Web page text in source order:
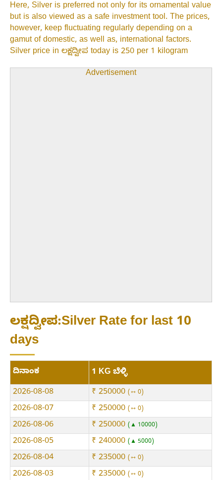
Here, Silver is preferred not only for its ornamental value
but is also viewed as a safe investment tool. The prices,
however, keep fluctuating regularly depending on a
gamut of domestic, as well as, international factors.
Silver price in ಲಕ್ಷದ್ವೀಪ today is 250 per 1 kilogram
Advertisement
ಲಕ್ಷದ್ವೀಪ:Silver Rate for last 10
days
ದಿನಾಂಕ
1 KG ಬೆಳ್ಳಿ
2026-08-08
₹ 250000 ⇿ 0
2026-08-07 ₹ 250000 ⇿ 0
2026-08-06 ₹ 250000 ▲ 10000
2026-08-05 ₹ 240000 ▲ 5000
2026-08-04 ₹ 235000 ⇿ 0
2026-08-03 ₹ 235000 ⇿ 0